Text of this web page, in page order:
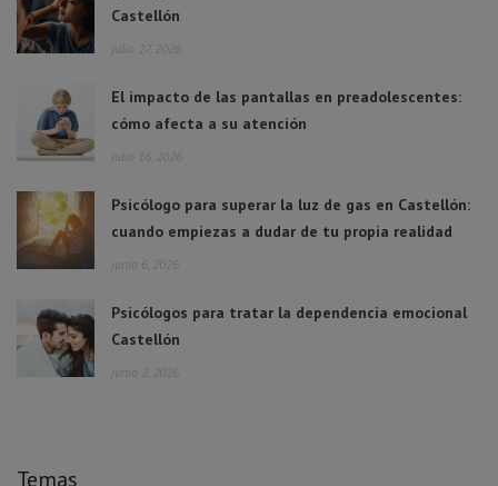
Castellón
julio 27, 2026
El impacto de las pantallas en preadolescentes:
cómo afecta a su atención
julio 16, 2026
Psicólogo para superar la luz de gas en Castellón:
cuando empiezas a dudar de tu propia realidad
junio 6, 2026
Psicólogos para tratar la dependencia emocional
Castellón
junio 2, 2026
Temas